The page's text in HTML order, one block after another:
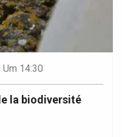
Um 14:30
la biodiversité